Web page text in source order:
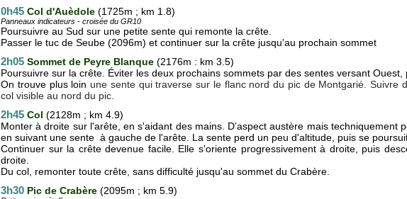
0h45 Col d'Auèdole (1725m ; km 1.8)
Panneaux indicateurs - croisée du GR10
Poursuivre au Sud sur une petite sente qui remonte la crête.
Passer le tuc de Seube (2096m) et continuer sur la crête jusqu'au prochain sommet
2h05 Sommet de Peyre Blanque (2176m : km 3.5)
Poursuivre sur la crête. Éviter les deux prochains sommets par des sentes versant
On trouve plus loin une sente qui traverse sur le flanc nord du pic de Montgarié. Suivre
col visible au nord du pic.
2h45 Col (2128m ; km 4.9)
Monter à droite sur l'arête, en s'aidant des mains. D’aspect austère mais
en suivant une sente à gauche de l'arête. La sente perd un peu d'altitude, puis se
Continuer sur la crête devenue facile. Elle s'oriente progressivement à droite, puis
droite.
Du col, remonter toute crête, sans difficulté jusqu'au sommet du Crabère.
3h30 Pic de Crabère (2095m ; km 5.9)